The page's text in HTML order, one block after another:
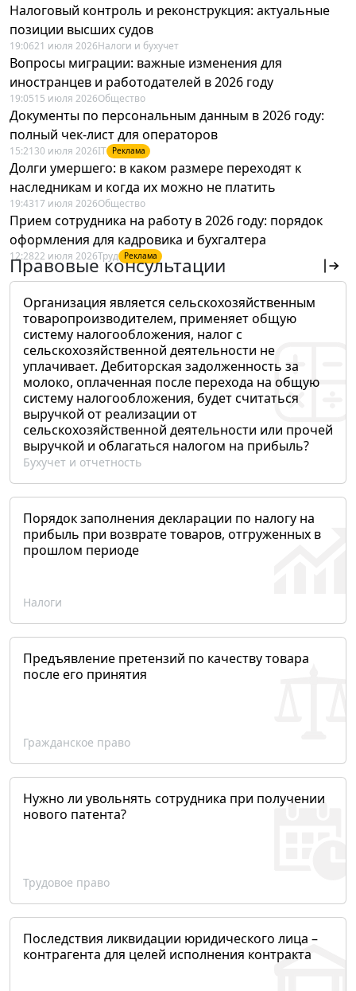
Налоговый контроль и реконструкция: актуальные
позиции высших судов
19:0621 июля 2026Налоги и бухучет
Вопросы миграции: важные изменения для
иностранцев и работодателей в 2026 году
19:0515 июля 2026Общество
Документы по персональным данным в 2026 году:
полный чек-лист для операторов
15:21 30 июля 2026IT Реклама
Долги умершего: в каком размере переходят к
наследникам и когда их можно не платить
19:4317 июля 2026Общество
Прием сотрудника на работу в 2026 году: порядок
оформления для кадровика и бухгалтера
12:2822 июля 2026Труд Реклама
Правовые консультации
Организация является сельскохозяйственным
товаропроизводителем, применяет общую
систему налогообложения, налог с
сельскохозяйственной деятельности не
уплачивает. Дебиторская задолженность за
молоко, оплаченная после перехода на общую
систему налогообложения, будет считаться
выручкой от реализации от
сельскохозяйственной деятельности или прочей
выручкой и облагаться налогом на прибыль?
Бухучет и отчетность
Порядок заполнения декларации по налогу на
прибыль при возврате товаров, отгруженных в
прошлом периоде
Налоги
Предъявление претензий по качеству товара
после его принятия
Гражданское право
Нужно ли увольнять сотрудника при получении
нового патента?
Трудовое право
Последствия ликвидации юридического лица –
контрагента для целей исполнения контракта